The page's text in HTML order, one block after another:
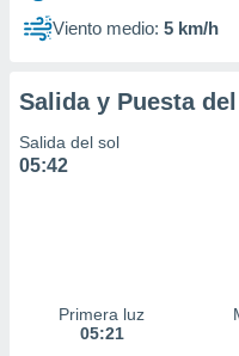
Viento medio: 5 km/h
Salida y Puesta del
Salida del sol
05:42
Primera luz
05:21